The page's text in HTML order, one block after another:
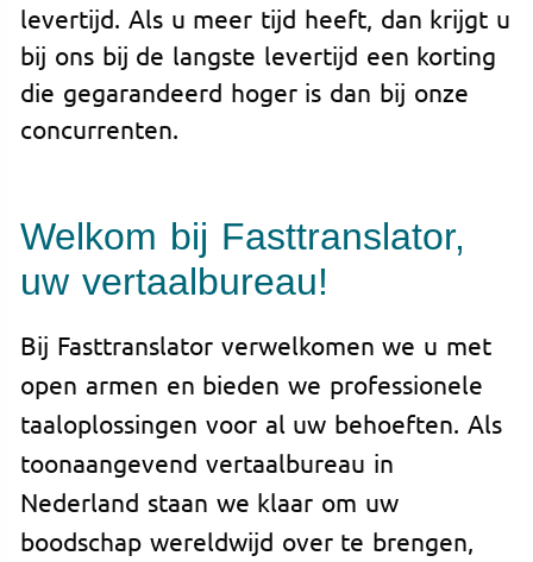
levertijd. Als u meer tijd heeft, dan krijgt u
bij ons bij de langste levertijd een korting
die gegarandeerd hoger is dan bij onze
concurrenten.
Welkom bij Fasttranslator,
uw vertaalbureau!
Bij Fasttranslator verwelkomen we u met
open armen en bieden we professionele
taaloplossingen voor al uw behoeften. Als
toonaangevend vertaalbureau in
Nederland staan we klaar om uw
boodschap wereldwijd over te brengen,